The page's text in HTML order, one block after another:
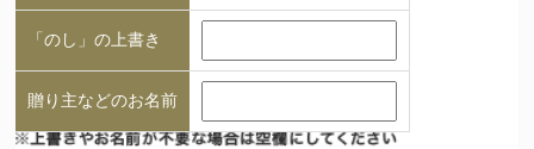
「のし」の上書き
贈り主などのお名前